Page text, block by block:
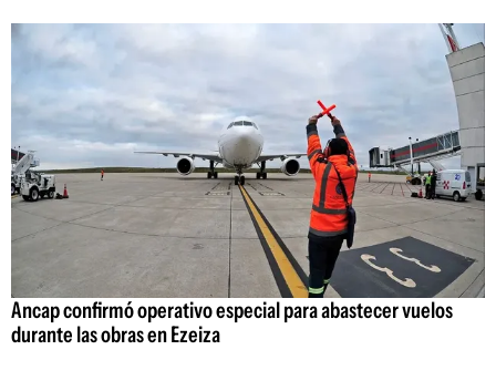
Ancap confirmó operativo especial para abastecer vuelos
durante las obras en Ezeiza